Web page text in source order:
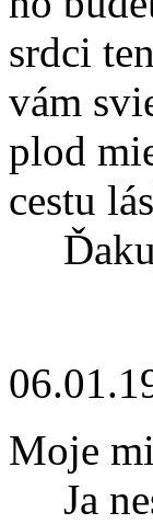
srdci
vám
plod
cestu
Moje
Ja